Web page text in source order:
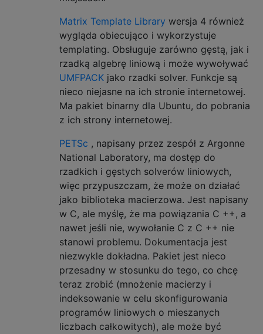
Matrix Template Library wersja 4 również
wygląda obiecująco i wykorzystuje
templating. Obsługuje zarówno gęstą, jak i
rzadką algebrę liniową i może wywoływać
UMFPACK jako rzadki solver. Funkcje są
nieco niejasne na ich stronie internetowej.
Ma pakiet binarny dla Ubuntu, do pobrania
z ich strony internetowej.
PETSc , napisany przez zespół z Argonne
National Laboratory, ma dostęp do
rzadkich i gęstych solverów liniowych,
więc przypuszczam, że może on działać
jako biblioteka macierzowa. Jest napisany
w C, ale myślę, że ma powiązania C ++, a
nawet jeśli nie, wywołanie C z C ++ nie
stanowi problemu. Dokumentacja jest
niezwykle dokładna. Pakiet jest nieco
przesadny w stosunku do tego, co chcę
teraz zrobić (mnożenie macierzy i
indeksowanie w celu skonfigurowania
programów liniowych o mieszanych
liczbach całkowitych), ale może być